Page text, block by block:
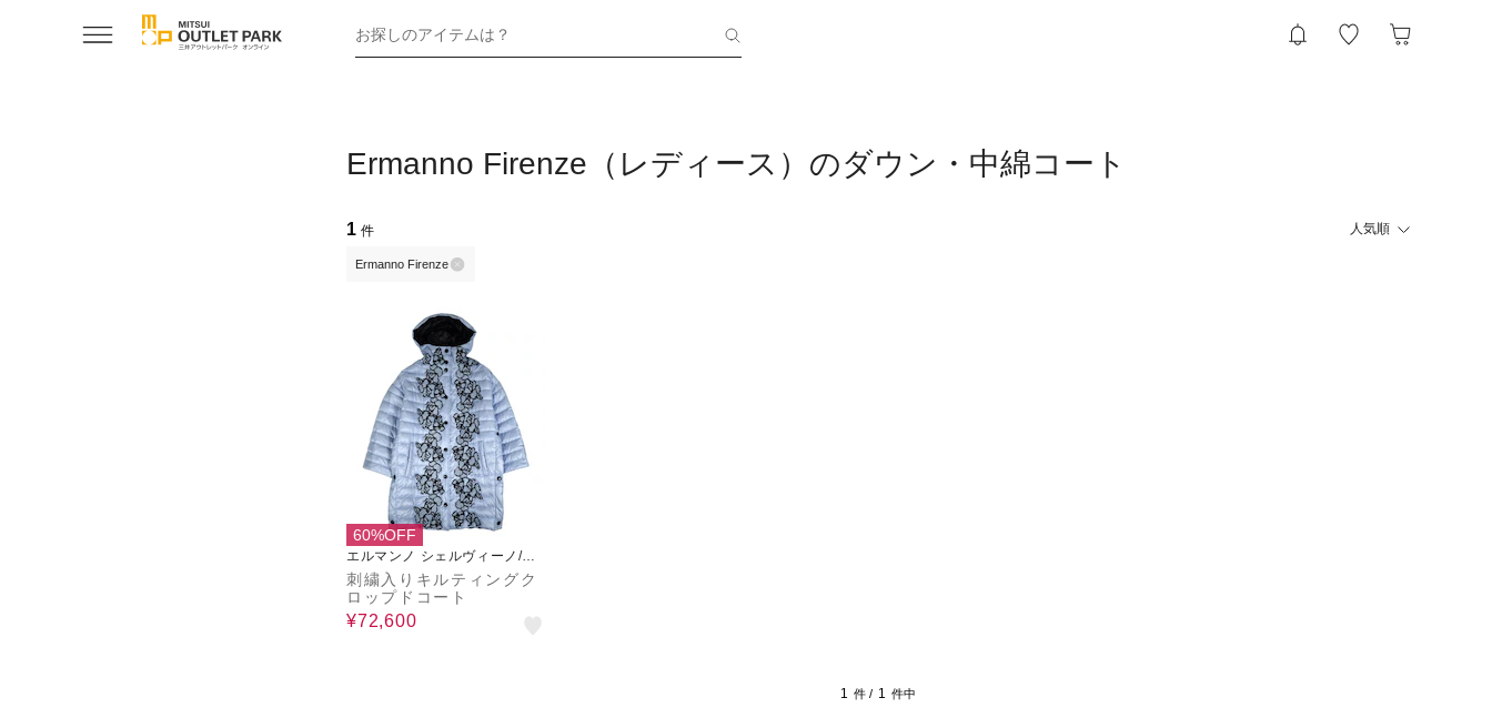
お探しのアイテムは？
Ermanno Firenze（レディース）のダウン・中綿コート
1 件 人気順
Ermanno Firenze
60%OFF
エルマンノ シェルヴィーノ/ペ
セリコ
刺繍入りキルティングク
ロップドコート
¥72,600
1 件 / 1 件中